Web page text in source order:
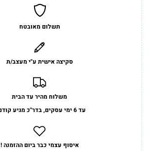
תשלום מאובטח
סקיצה אישית ע"י מעצב/ת
משלוח מהיר עד הבית
עד 6 ימי עסקים, בדר"כ מגיע קודם :)
איסוף עצמי כבר ביום ההזמנה !